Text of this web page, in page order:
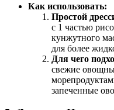
Как использовать:
Простой
с 1 частью
кунжутного
для более
Для чего
свежие
запеченные